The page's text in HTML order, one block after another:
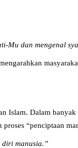
Mu dan mengenal
Islam. Dalam
“penciptaan
diri manusia.”